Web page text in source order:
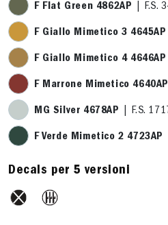
F Flat Green 4862AP | F.S.
F Giallo Mimetico 3 4645AP
F Giallo Mimetico 4 4646AP
F Marrone Mimetico 4640AP
MG Silver 4678AP | F.S.
F Verde Mimetico 2 4723AP
Decals per 5 versioni